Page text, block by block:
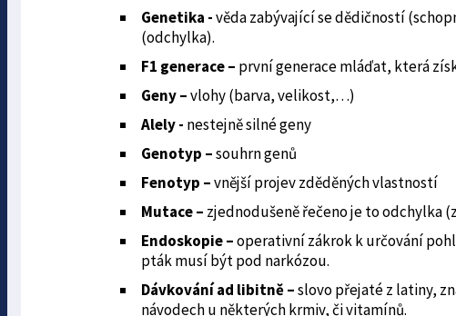
Genetika -věda zabývající se dědičností
(odchylka).
F1 generace – první generace mláďat, která
Geny –vlohy (barva, velikost,…)
Alely - nestejně silné geny
Genotyp –souhrn genů
Fenotyp –vnější projev zděděných vlastností
Mutace – zjednodušeně řečeno je to odchylka
Endoskopie –operativní zákrok k určování
pták musí být pod narkózou.
Dávkování ad libitně –slovo přejaté z latiny,
návodech u některých krmiv, či vitamínů.